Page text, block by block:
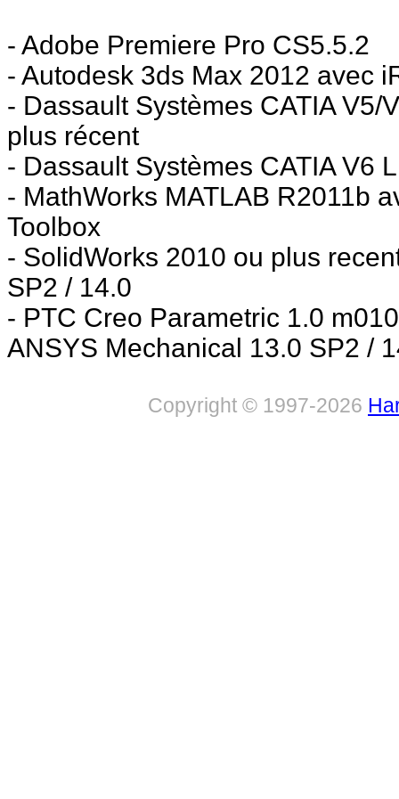
- Adobe Premiere Pro CS5.5.2
- Autodesk 3ds Max 2012 avec
- Dassault Systèmes CATIA V5/
plus récent
- Dassault Systèmes CATIA V6
- MathWorks MATLAB R2011b
Toolbox
- SolidWorks 2010 ou plus
SP2 / 14.0
- PTC Creo Parametric 1.0
ANSYS Mechanical 13.0 SP2 /
Copyright © 1997-2026